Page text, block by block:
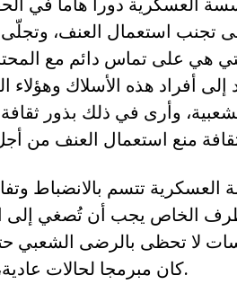
تجنب استعمال العنف،
هي على تماس دائم مع
إلى أفراد هذه الأسلاك
وأرى في ذلك بذور
العسكرية تتسم بالانضباط
الخاص يجب أن تُصغي إلى
لا تحظى بالرضى الشعبي
كان مبرمجا لحالات عادية،وليست استثنائية كالتي نمر بها اليوم.